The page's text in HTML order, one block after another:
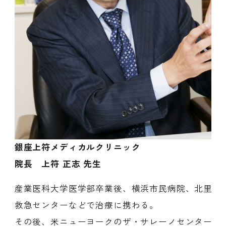
銀座上符メディカルクリニック
院長 上符 正志 先生
産業医科大学医学部卒業後、横浜市民病院、北里大
救急センターなどで治療に携わる。
その後、米ニューヨークのザ・サレーノセンターに